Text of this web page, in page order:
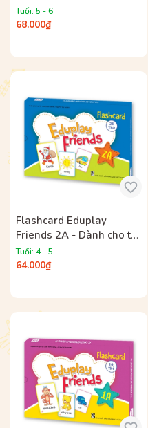
mẫu giáo
Tuổi: 5 - 6
68.000₫
Flashcard Eduplay
Friends 2A - Dành cho trẻ
mẫu giáo
Tuổi: 4 - 5
64.000₫